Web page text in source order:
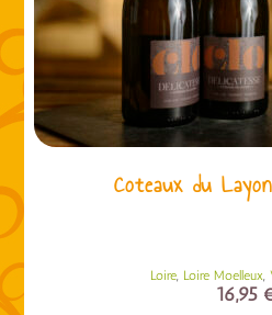
Coteaux du
Loire, Loire Moelleux,
16,95